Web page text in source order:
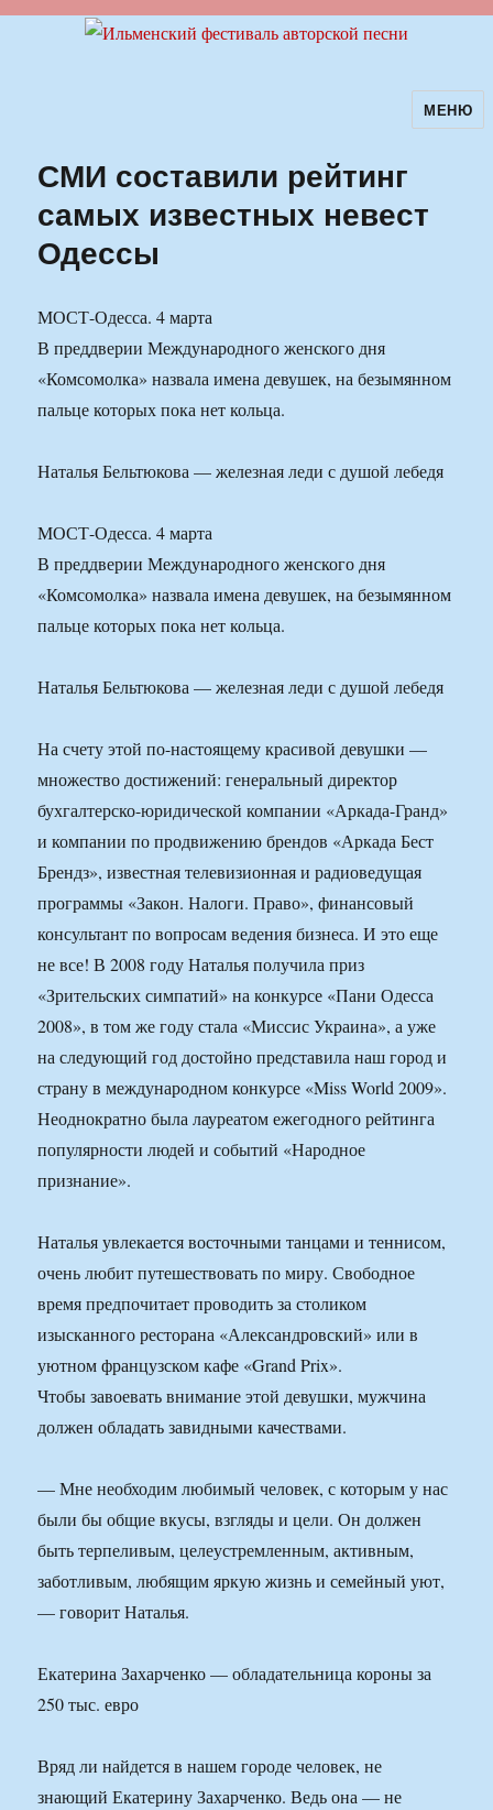
Ильменский фестиваль авторскойМЕНЮ
СМИ составили рейтинг
самых известных невест
Одессы
МОСТ-Одесса. 4 марта
В преддверии Международного женского дня
«Комсомолка» назвала имена девушек, на безымянном
пальце которых пока нет кольца.
Наталья Бельтюкова — железная леди с душой лебедя
МОСТ-Одесса. 4 марта
В преддверии Международного женского дня
«Комсомолка» назвала имена девушек, на безымянном
пальце которых пока нет кольца.
Наталья Бельтюкова — железная леди с душой лебедя
На счету этой по-настоящему красивой девушки —
множество достижений: генеральный директор
бухгалтерско-юридической компании «Аркада-Гранд»
и компании по продвижению брендов «Аркада Бест
Брендз», известная телевизионная и радиоведущая
программы «Закон. Налоги. Право», финансовый
консультант по вопросам ведения бизнеса. И это еще
не все! В 2008 году Наталья получила приз
«Зрительских симпатий» на конкурсе «Пани Одесса
2008», в том же году стала «Миссис Украина», а уже
на следующий год достойно представила наш город и
страну в международном конкурсе «Miss World 2009».
Неоднократно была лауреатом ежегодного рейтинга
популярности людей и событий «Народное
признание».
Наталья увлекается восточными танцами и теннисом,
очень любит путешествовать по миру. Свободное
время предпочитает проводить за столиком
изысканного ресторана «Александровский» или в
уютном французском кафе «Grand Prix».
Чтобы завоевать внимание этой девушки, мужчина
должен обладать завидными качествами.
— Мне необходим любимый человек, с которым у нас
были бы общие вкусы, взгляды и цели. Он должен
быть терпеливым, целеустремленным, активным,
заботливым, любящим яркую жизнь и семейный уют,
— говорит Наталья.
Екатерина Захарченко — обладательница короны за
250 тыс. евро
Вряд ли найдется в нашем городе человек, не
знающий Екатерину Захарченко. Ведь она — не